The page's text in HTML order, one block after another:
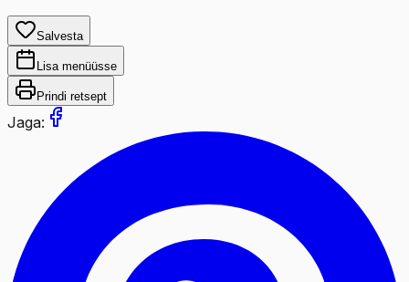
Salvesta
Lisa menüüsse
Prindi retsept
Jaga: